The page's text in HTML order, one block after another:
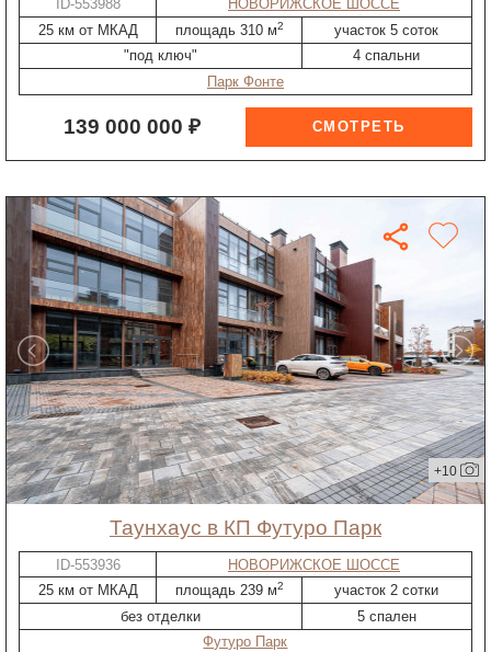
ID-553988
НОВОРИЖСКОЕ ШОССЕ
25 км от МКАД
площадь 310 м2
участок 5 соток
"под ключ"
4 спальни
Парк Фонте
139 000 000 ₽
+10
таунхаус в КП Футуро Парк
ID-553936
НОВОРИЖСКОЕ ШОССЕ
25 км от МКАД
площадь 239 м2
участок 2 сотки
без отделки
5 спален
Футуро Парк